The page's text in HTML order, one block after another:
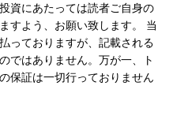
資にあたっては読者ご自身の
すよう、お願い致します。 当
っておりますが、記載される
ではありません。万が一、ト
保証は一切行っておりません